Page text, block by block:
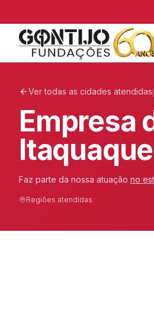
Ver todas as cidades atendidas
Empresa
Faz parte da nossa atuação no
Regiões atendidas